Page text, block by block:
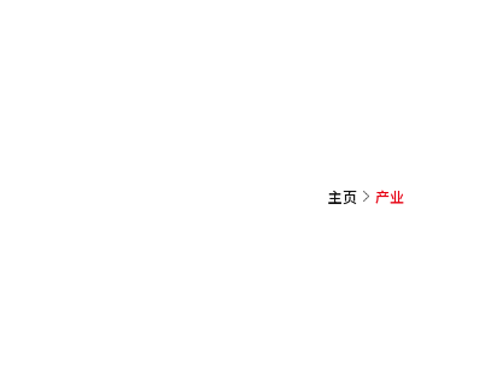
主页 产业